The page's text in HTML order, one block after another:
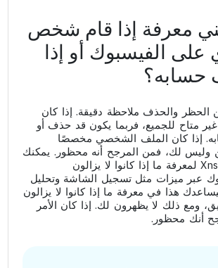
معرفة إذا قام شخص
الفيسبوك أو إذا
حسابه؟
الحظر والحذف ملاحظة دقيقة. إذا كان
متاح للجميع، فربما يكون قد حذف أو
إذا كان الملف الشخصي مخصصًا
وليس لك، فمن المرجح أنه محظور. يمكنك
أيضًا استخدام Xnspy لمعرفة ما إذا كانوا لا يزالون
عبر ميزات مثل تسجيل الشاشة وتحليل
هذا في معرفة ما إذا كانوا لا يزالون
ومع ذلك لا يظهرون لك. إذا كان الأمر
أنك محظور.